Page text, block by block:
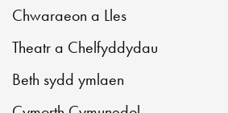
Chwaraeon a Lles
Theatr a Chelfyddydau
Beth sydd ymlaen